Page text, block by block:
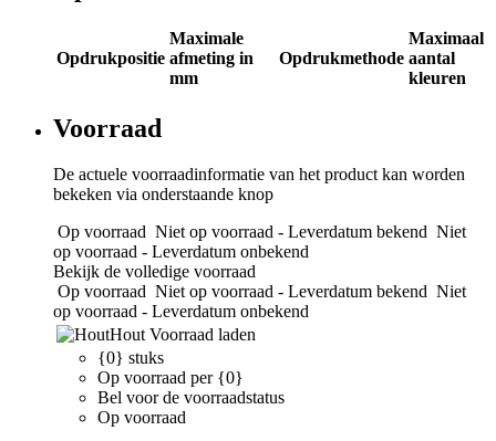
Opdrukpositie
Maximale
afmeting in
mm
Opdrukmethode
Maximaal
aantal
kleuren
Voorraad
De actuele voorraadinformatie van het product kan worden
bekeken via onderstaande knop
Op voorraad Niet op voorraad - Leverdatum bekend Niet
op voorraad - Leverdatum onbekend
Bekijk de volledige voorraad
Op voorraad Niet op voorraad - Leverdatum bekend Niet
op voorraad - Leverdatum onbekend
Hout Voorraad laden
{0} stuks
Op voorraad per {0}
Bel voor de voorraadstatus
Op voorraad